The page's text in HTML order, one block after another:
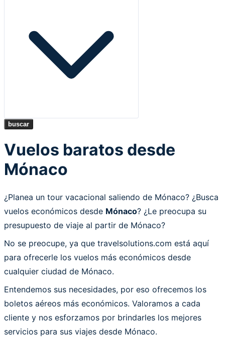
buscar
Vuelos baratos desde
Mónaco
¿Planea un tour vacacional saliendo de Mónaco? ¿Busca
vuelos económicos desde Mónaco? ¿Le preocupa su
presupuesto de viaje al partir de Mónaco?
No se preocupe, ya que travelsolutions.com está aquí
para ofrecerle los vuelos más económicos desde
cualquier ciudad de Mónaco.
Entendemos sus necesidades, por eso ofrecemos los
boletos aéreos más económicos. Valoramos a cada
cliente y nos esforzamos por brindarles los mejores
servicios para sus viajes desde Mónaco.